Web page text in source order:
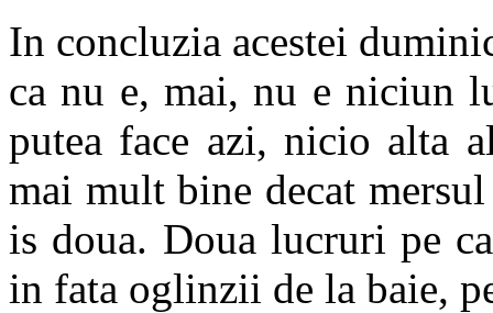
In concluzia acestei
ca nu e, mai, nu e niciun
putea face azi, nicio alta
mai mult bine decat
is doua. Doua lucruri pe
in fata oglinzii de la baie,